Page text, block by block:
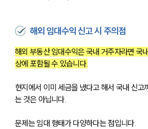
해외 임대수익 신고 시 주의점
해외 부동산 임대수익은 국내 거주자라면 국
상에 포함될 수 있습니다.
현지에서 이미 세금을 냈다고 해서 국내 신고
는 것은 아닙니다.
문제는 임대 형태가 다양하다는 점입니다.